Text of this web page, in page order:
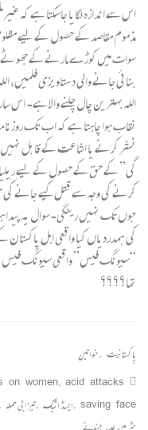
اس سے اندازہ لگایا جاسکتا ہے کہ
مذموم مقاصد کے حصول کے لیے
سوات میں کوڑے مارنے کے جھوٹے
بنائی جانے والی دستاویزی
اللہ بہترین چال چلنے والا ہے۔ اس
نقاب ہوا چاہتا ہے کہ اب تک
نشر کرنے یا اشاعت کے قابل نہیں
گی” کے حق کے حصول کے لیے
کرنے کی وجہ سے قتل کیے جانے کی
جوں تک نہیں رینگی۔سوال یہ پیدا
کی ہمدردیاں کیا واقعی اہل
“سیونگ فیس” واقعی سیونگ فیس
تھا؟؟؟؟
پاکستانیت ,خواتین
acid attacks
,
on women
saving face
,ایسڈ اٹیک ,تیزابی حملہ ,